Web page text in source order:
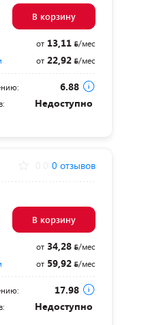
В корзину
от13,11
/мес
от22,92 /мес
6.88
Недоступно
0 отзывов
В корзину
от34,28
/мес
от59,92 /мес
17.98
Недоступно